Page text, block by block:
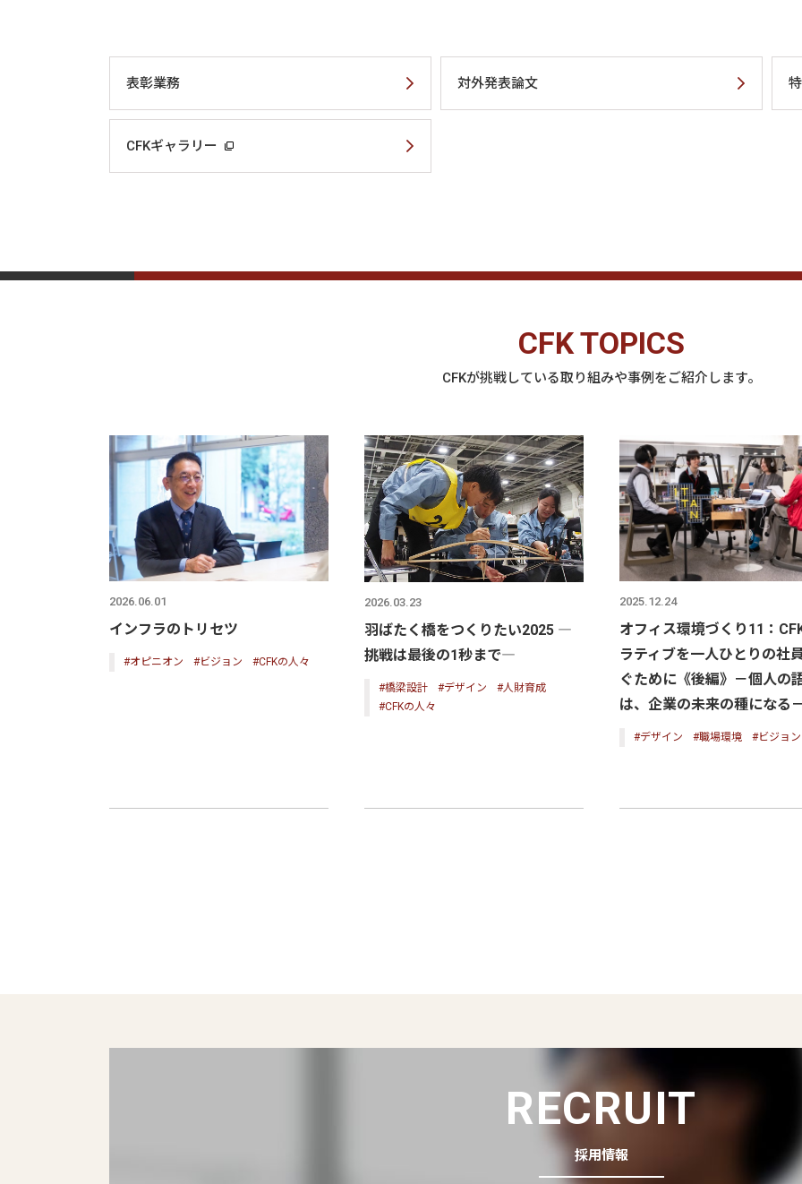
表彰業務 対外発表論文
CFKギャラリー
CFK TOPICS
CFKが挑戦している取り組みや事例をご紹介します。
2026.06.01
インフラのトリセツ
#オピニオン #ビジョン #CFKの人々
2026.03.23
羽ばたく橋をつくりたい2025 ―
挑戦は最後の1秒まで―
#橋梁設計 #デザイン
#人財育成
#CFKの人々
2025.12.24
オフィス環境づくり11：
ラティブを一人ひとりの社
ぐために《後編》－個人の
は、企業の未来の種になる
#デザイン #職場環境 #ビジョン
RECRUIT
採用情報